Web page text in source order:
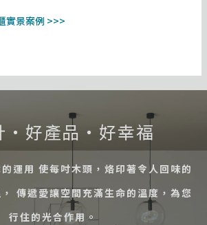
實景案例 >>>
・好產品・好幸福
的運用 使每吋木頭，烙印著令人回味的
傳遞愛讓空間充滿生命的溫度，為您
行住的光合作用。